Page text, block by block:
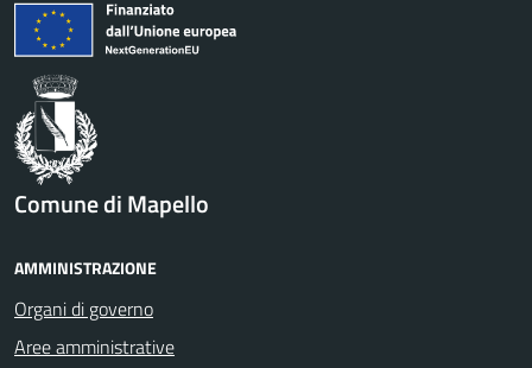
Comune di Mapello
AMMINISTRAZIONE
Organi di governo
Aree amministrative